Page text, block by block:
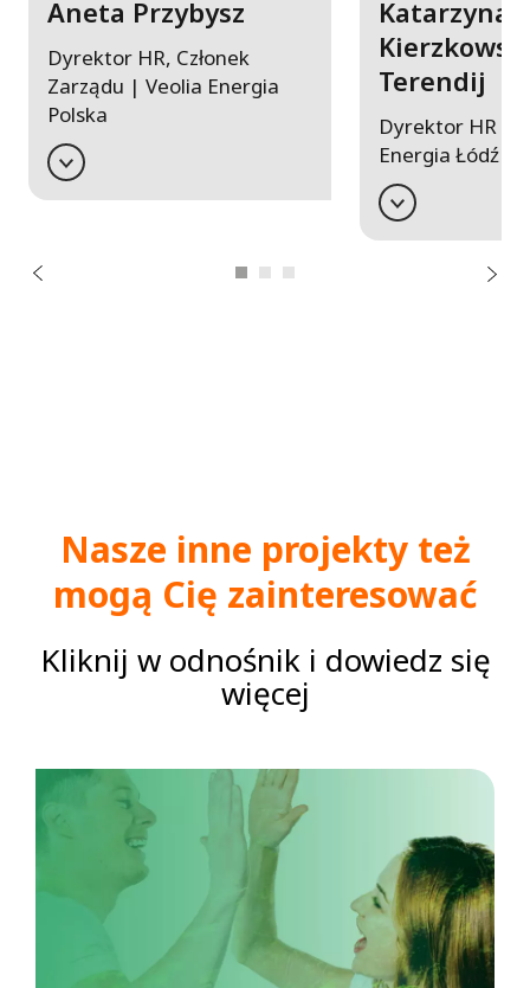
Aneta Przybysz
Dyrektor HR, Członek
Zarządu | Veolia Energia
Polska
Katarzyna
Terendij
Dyrektor HR |
Energia Łódź
Nasze inne projekty też
mogą Cię zainteresować
Kliknij w odnośnik i dowiedz się
więcej